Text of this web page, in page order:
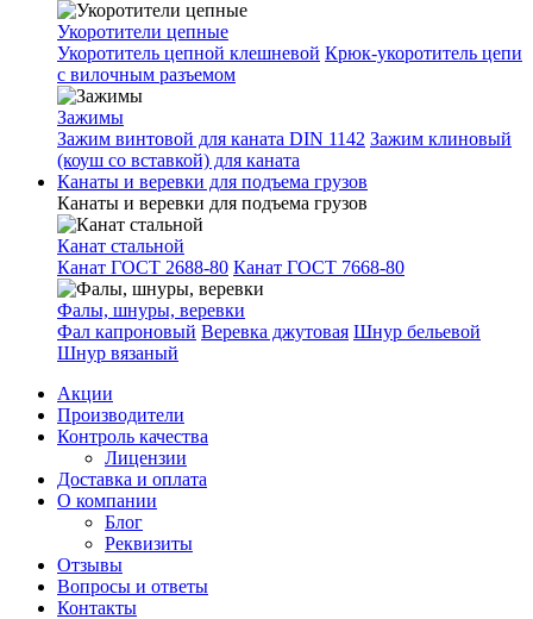
Укоротители цепные
Укоротитель цепной клешневой Крюк-укоротитель цепи
с вилочным разъемом
Зажимы
Зажим винтовой для каната DIN 1142 Зажим клиновый
(коуш со вставкой) для каната
Канаты и веревки для подъема грузов
Канаты и веревки для подъема грузов
Канат стальной
Канат ГОСТ 2688-80 Канат ГОСТ 7668-80
Фалы, шнуры, веревки
Фал капроновый Веревка джутовая Шнур бельевой
Шнур вязаный
Акции
Производители
Контроль качества
Лицензии
Доставка и оплата
О компании
Блог
Реквизиты
Отзывы
Вопросы и ответы
Контакты